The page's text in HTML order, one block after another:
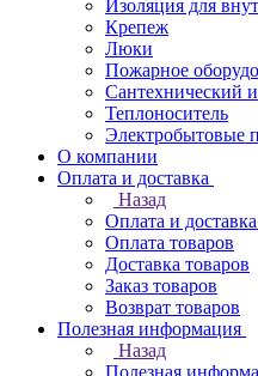
Изоляция для
Крепеж
Люки
Пожарное
Сантехнический
Теплоноситель
Электробытовые
О компании
Оплата и доставка
Назад
Оплата и доставка
Оплата товаров
Доставка товаров
Заказ товаров
Возврат товаров
Полезная информация
Назад
Полезная